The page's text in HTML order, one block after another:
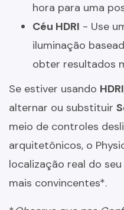
hora para uma
Céu HDRI - Use
iluminação
obter resultados
Se estiver usando HDRI
alternar ou substituir
meio de controles
arquitetônicos, o
localização real do
mais convincentes*.